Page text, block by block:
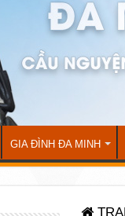
GIA ĐÌNH ĐA MINH